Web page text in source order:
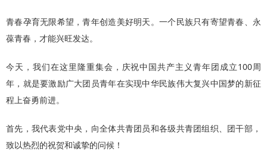
青春孕育无限希望，青年创造美好明天。一个民族只有寄望青春、永
葆青春，才能兴旺发达。
今天，我们在这里隆重集会，庆祝中国共产主义青年团成立100周
年，就是要激励广大团员青年在实现中华民族伟大复兴中国梦的新征
程上奋勇前进。
首先，我代表党中央，向全体共青团员和各级共青团组织、团干部，
致以热烈的祝贺和诚挚的问候！